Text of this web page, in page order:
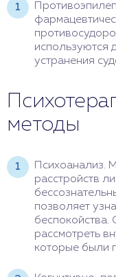
используются
устранения
методы
Психоанализ.
расстройств
позволяет
беспокойства.
рассмотреть
которые были